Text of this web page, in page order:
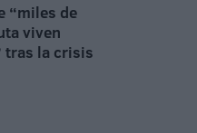
“miles de
viven
tras la crisis